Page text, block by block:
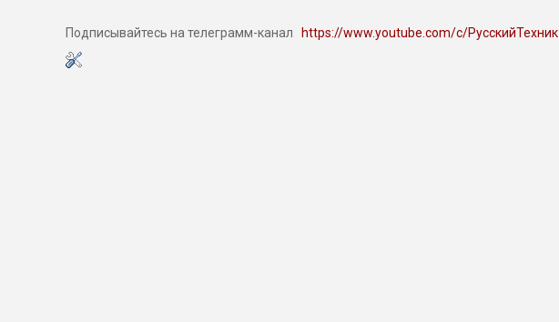
Подписывайтесь на телеграмм-канал https://www.youtube.com/c/РусскийТехник